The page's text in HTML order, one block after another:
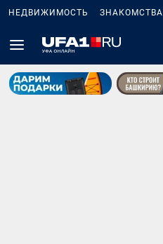
НЕДВИЖИМОСТЬ ЗНАКОМСТВА